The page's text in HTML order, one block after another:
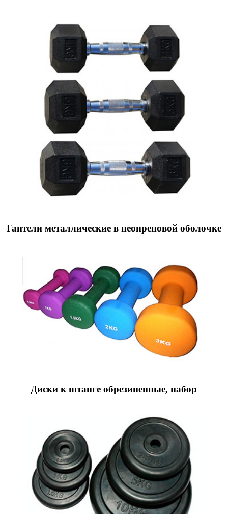
Гантели металлические в неопреновой оболочке
Диски к штанге обрезиненные, набор